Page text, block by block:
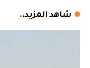
شاهد المزيد..